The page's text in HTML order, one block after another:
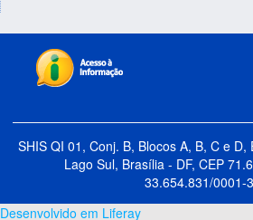
SHIS QI 01, Conj. B, Blocos A, B, C e
Lago Sul, Brasília - DF, CEP
33.654.831/0001-
Desenvolvido em Liferay